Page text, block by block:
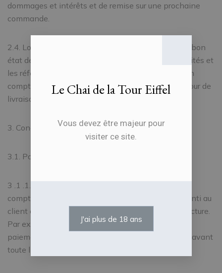
dommages et intérêts et de remise sur une prochaine
commande.
2.4. Lors de la livraison, il est au client de vérifier le bon
état de la marchandise, en se portant sur les quantités et
les références. Aucune réclamation ne sera prise en
compte après un délai de 48 heures à compter du jour de
livraison.
3. Conditions de règlement
3.1. Paiement
3 .1 .1. Le paiement total de la facture doit être fait
comptant sauf condition particulière et délai consenti au
client dans un délai maximal de 30 jours date de facture.
Par exception, en cas de première commande, le
paiement intégral de la facture devra être effectué avant
toute livraison.
Le Chai de la Tour Eiffel
Vous devez être majeur pour
visiter ce site.
J'ai plus de 18 ans